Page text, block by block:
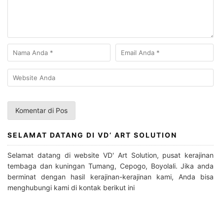
SELAMAT DATANG DI VD’ ART SOLUTION
Selamat datang di website VD' Art Solution, pusat kerajinan
tembaga dan kuningan Tumang, Cepogo, Boyolali. Jika anda
berminat dengan hasil kerajinan-kerajinan kami, Anda bisa
menghubungi kami di kontak berikut ini